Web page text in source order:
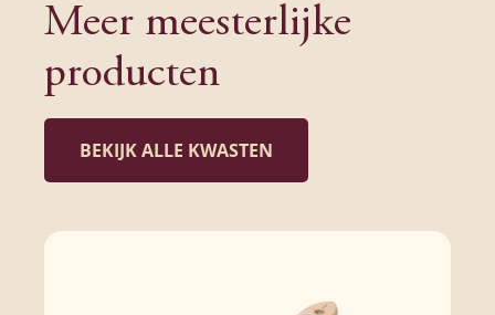
Meer meesterlijke
producten
BEKIJK ALLE KWASTEN